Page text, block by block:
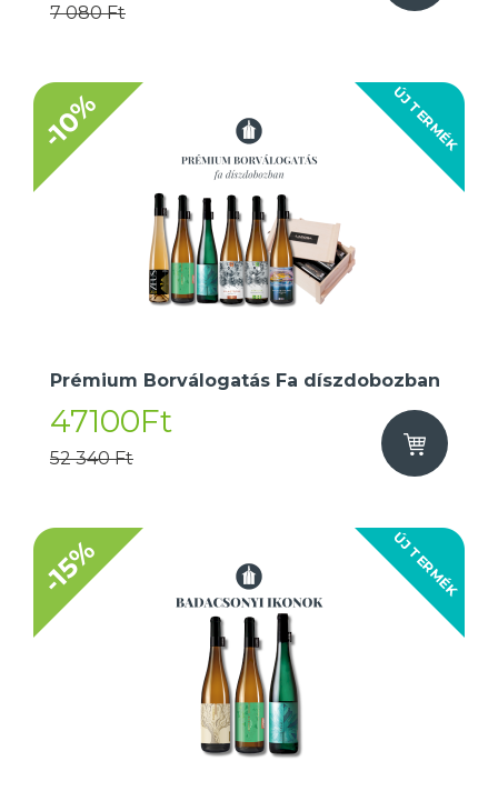
7 080 Ft
ÚJ TERMÉK
-10%
Prémium Borválogatás Fa díszdobozban
47100Ft
52 340 Ft
ÚJ TERMÉK
-15%